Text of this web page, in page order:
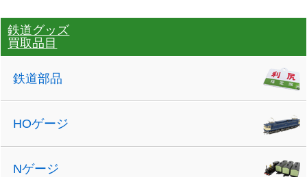
鉄道グッズ
買取品目
鉄道部品
HOゲージ
Nゲージ